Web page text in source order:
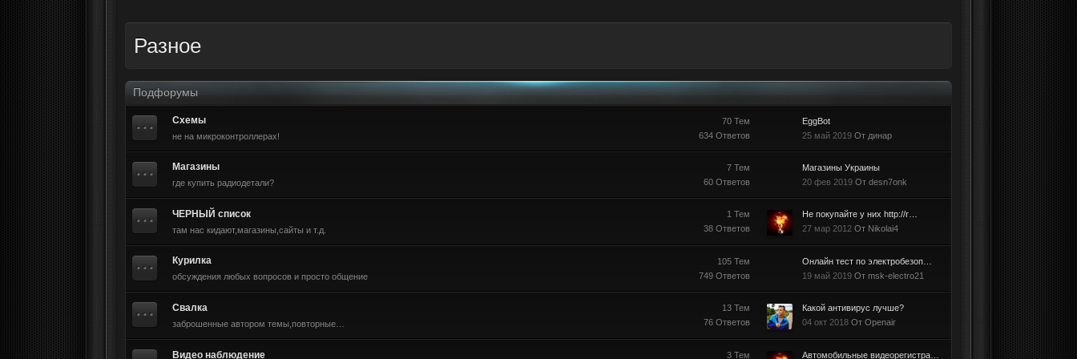
Разное
Подфорумы
Схемы
не на микроконтроллерах!
70 Тем
634 Ответов
EggBot
25 май 2019 От динар
Магазины
где купить радиодетали?
7 Тем
60 Ответов
Магазины Украины
20 фев 2019 От desn7onk
ЧЕРНЫЙ список
там нас кидают,магазины,сайты и т.д.
1 Тем
38 Ответов
Не покупайте у них http://r…
27 мар 2012 От Nikolai4
Курилка
обсуждения любых вопросов и просто общение
105 Тем
749 Ответов
Онлайн тест по электробезоп…
19 май 2019 От msk-electro21
Свалка
заброшенные автором темы,повторные…
13 Тем
76 Ответов
Какой антивирус лучше?
04 окт 2018 От Openair
Видео наблюдение 3 Тем Автомобильные видеорегистра…